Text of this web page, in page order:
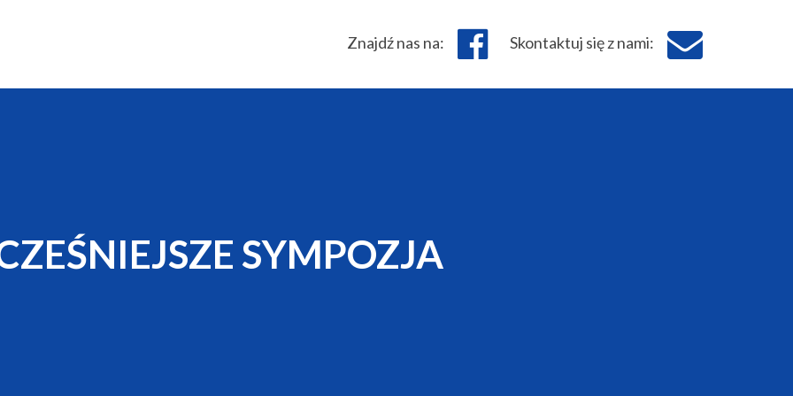
Znajdź nas na: Skontaktuj się z nami:
SYMPOZJA